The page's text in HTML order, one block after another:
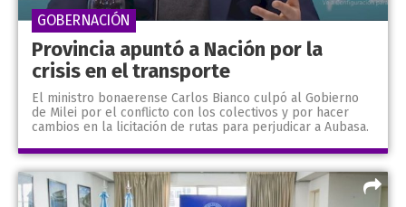
Provincia apuntó a Nación por la
crisis en el transporte
El ministro bonaerense Carlos Bianco culpó al Gobierno
de Milei por el conflicto con los colectivos y por hacer
cambios en la licitación de rutas para perjudicar a Aubasa.
GOBERNACIÓN